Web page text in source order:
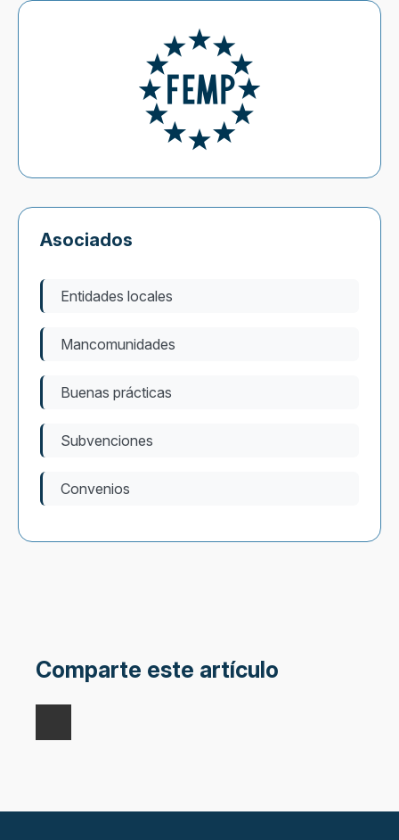
Asociados
Entidades locales
Mancomunidades
Buenas prácticas
Subvenciones
Convenios
Comparte este artículo